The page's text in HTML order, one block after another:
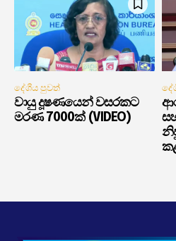
දේශීය පුවත්
වායු දූෂණයෙන් වසරකට
මරණ 7000ක් (VIDEO)